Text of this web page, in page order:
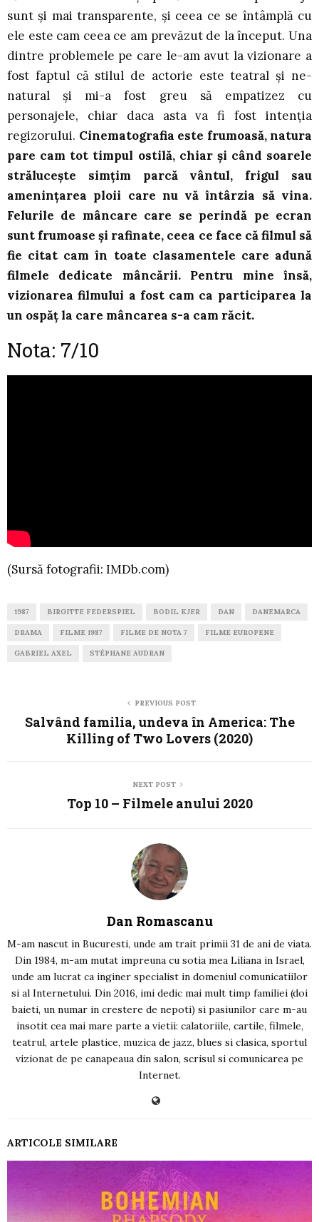
sunt și mai transparente, și ceea ce se întâmplă cu
ele este cam ceea ce am prevăzut de la început. Una
dintre problemele pe care le-am avut la vizionare a
fost faptul că stilul de actorie este teatral și ne-
natural și mi-a fost greu să empatizez cu
personajele, chiar daca asta va fi fost intenția
regizorului. Cinematografia este frumoasă, natura
pare cam tot timpul ostilă, chiar și când soarele
strălucește simțim parcă vântul, frigul sau
amenințarea ploii care nu vă întârzia să vina.
Felurile de mâncare care se perindă pe ecran
sunt frumoase și rafinate, ceea ce face că filmul să
fie citat cam în toate clasamentele care adună
filmele dedicate mâncării. Pentru mine însă,
vizionarea filmului a fost cam ca participarea la
un ospăț la care mâncarea s-a cam răcit.
Nota: 7/10
(Sursă fotografii: IMDb.com)
1987 BIRGITTE FEDERSPIEL BODIL KJER DAN DANEMARCA
DRAMA FILME 1987 FILME DE NOTA 7 FILME EUROPENE
GABRIEL AXEL STÉPHANE AUDRAN
PREVIOUS POST
Salvând familia, undeva în America: The
Killing of Two Lovers (2020)
NEXT POST
Top 10 – Filmele anului 2020
Dan Romascanu
M-am nascut in Bucuresti, unde am trait primii 31 de ani de viata.
Din 1984, m-am mutat impreuna cu sotia mea Liliana in Israel,
unde am lucrat ca inginer specialist in domeniul comunicatiilor
si al Internetului. Din 2016, imi dedic mai mult timp familiei (doi
baieti, un numar in crestere de nepoti) si pasiunilor care m-au
insotit cea mai mare parte a vietii: calatoriile, cartile, filmele,
teatrul, artele plastice, muzica de jazz, blues si clasica, sportul
vizionat de pe canapeaua din salon, scrisul si comunicarea pe
Internet.
ARTICOLE SIMILARE